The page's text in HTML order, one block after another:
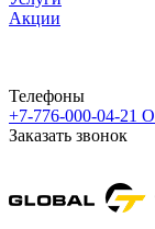
Акции
Телефоны
+7-776-000-04-21
Заказать звонок